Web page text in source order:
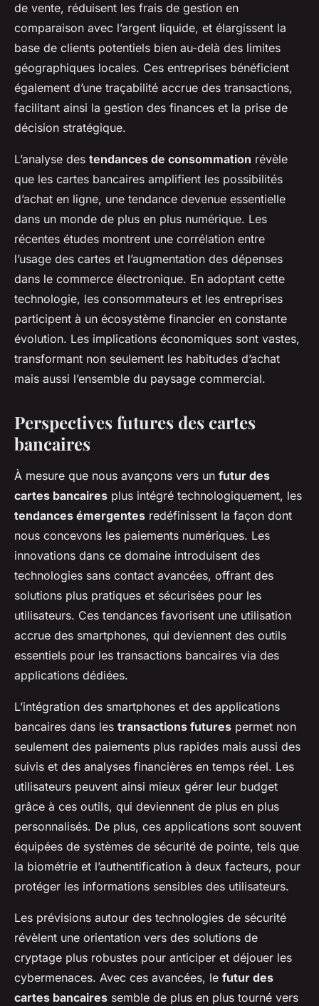
de vente, réduisent les frais de gestion en
comparaison avec l’argent liquide, et élargissent la
base de clients potentiels bien au-delà des limites
géographiques locales. Ces entreprises bénéficient
également d’une traçabilité accrue des transactions,
facilitant ainsi la gestion des finances et la prise de
décision stratégique.
L’analyse des tendances de consommation révèle
que les cartes bancaires amplifient les possibilités
d’achat en ligne, une tendance devenue essentielle
dans un monde de plus en plus numérique. Les
récentes études montrent une corrélation entre
l’usage des cartes et l’augmentation des dépenses
dans le commerce électronique. En adoptant cette
technologie, les consommateurs et les entreprises
participent à un écosystème financier en constante
évolution. Les implications économiques sont vastes,
transformant non seulement les habitudes d’achat
mais aussi l’ensemble du paysage commercial.
Perspectives futures des cartes
bancaires
À mesure que nous avançons vers un futur des
cartes bancaires plus intégré technologiquement, les
tendances émergentes redéfinissent la façon dont
nous concevons les paiements numériques. Les
innovations dans ce domaine introduisent des
technologies sans contact avancées, offrant des
solutions plus pratiques et sécurisées pour les
utilisateurs. Ces tendances favorisent une utilisation
accrue des smartphones, qui deviennent des outils
essentiels pour les transactions bancaires via des
applications dédiées.
L’intégration des smartphones et des applications
bancaires dans les transactions futures permet non
seulement des paiements plus rapides mais aussi des
suivis et des analyses financières en temps réel. Les
utilisateurs peuvent ainsi mieux gérer leur budget
grâce à ces outils, qui deviennent de plus en plus
personnalisés. De plus, ces applications sont souvent
équipées de systèmes de sécurité de pointe, tels que
la biométrie et l’authentification à deux facteurs, pour
protéger les informations sensibles des utilisateurs.
Les prévisions autour des technologies de sécurité
révèlent une orientation vers des solutions de
cryptage plus robustes pour anticiper et déjouer les
cybermenaces. Avec ces avancées, le futur des
cartes bancaires semble de plus en plus tourné vers